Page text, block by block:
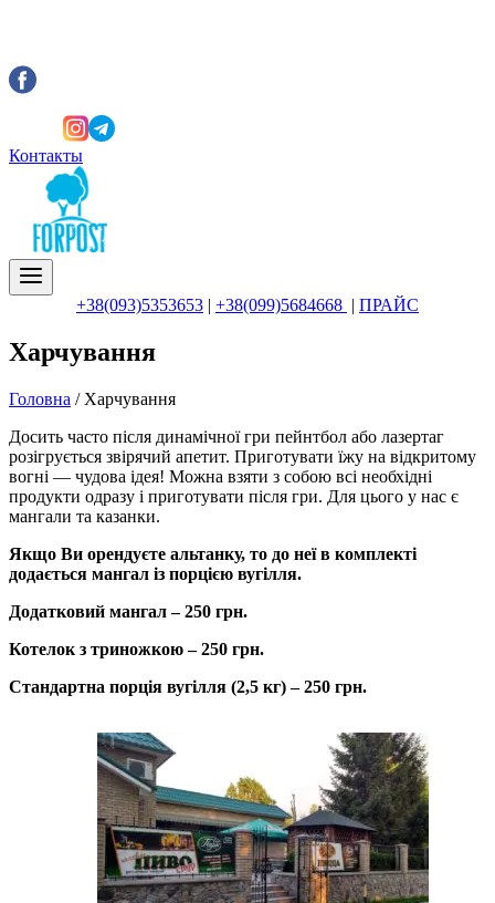
Контакты
+38(093)5353653 | +38(099)5684668 | ПРАЙС
Харчування
Головна / Харчування
Досить часто після динамічної гри пейнтбол або лазертаг
розігрується звірячий апетит. Приготувати їжу на відкритому
вогні — чудова ідея! Можна взяти з собою всі необхідні
продукти одразу і приготувати після гри. Для цього у нас є
мангали та казанки.
Якщо Ви орендуєте альтанку, то до неї в комплекті
додається мангал із порцією вугілля.
Додатковий мангал – 250 грн.
Котелок з триножкою – 250 грн.
Стандартна порція вугілля (2,5 кг) – 250 грн.